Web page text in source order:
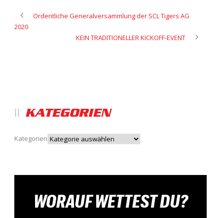
Ordentliche Generalversammlung der SCL Tigers AG
2020
KEIN TRADITIONELLER KICKOFF-EVENT
KATEGORIEN
Kategorien